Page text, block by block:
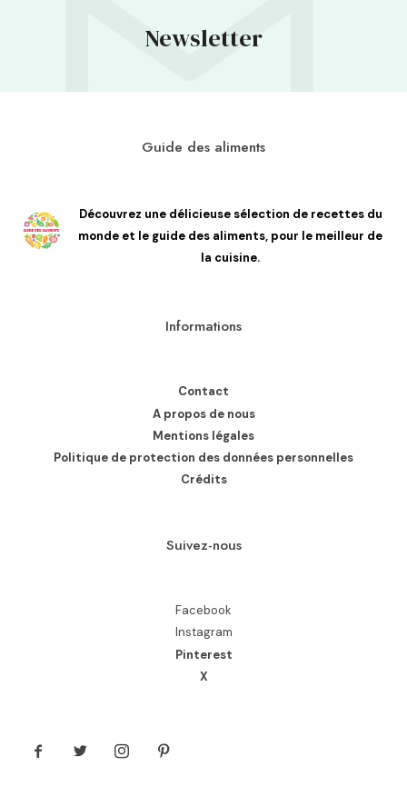
Newsletter
Guide des aliments
Découvrez une délicieuse sélection de recettes du
monde et le guide des aliments, pour le meilleur de
la cuisine.
Informations
Contact
A propos de nous
Mentions légales
Politique de protection des données personnelles
Crédits
Suivez-nous
Facebook
Instagram
Pinterest
X